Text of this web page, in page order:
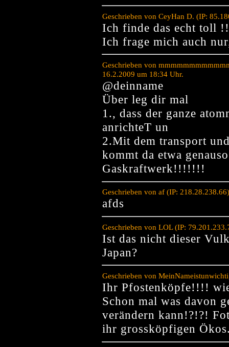
Geschrieben von CeyHan D. (IP:
Ich finde das echt toll !!
Ich frage mich auch
Geschrieben von
16.2.2009 um 18:34 Uhr.
@deinname
Über leg dir mal
1., dass der ganze
anrichteT un
2.Mit dem transport
kommt da etwa
Gaskraftwerk!!!!!!!
Geschrieben von af (IP:
afds
Geschrieben von LOL (IP:
Ist das nicht dieser
Japan?
Geschrieben von
Ihr Pfostenköpfe!!!!
Schon mal was davon
verändern kann!?!?!
ihr grossköpfigen